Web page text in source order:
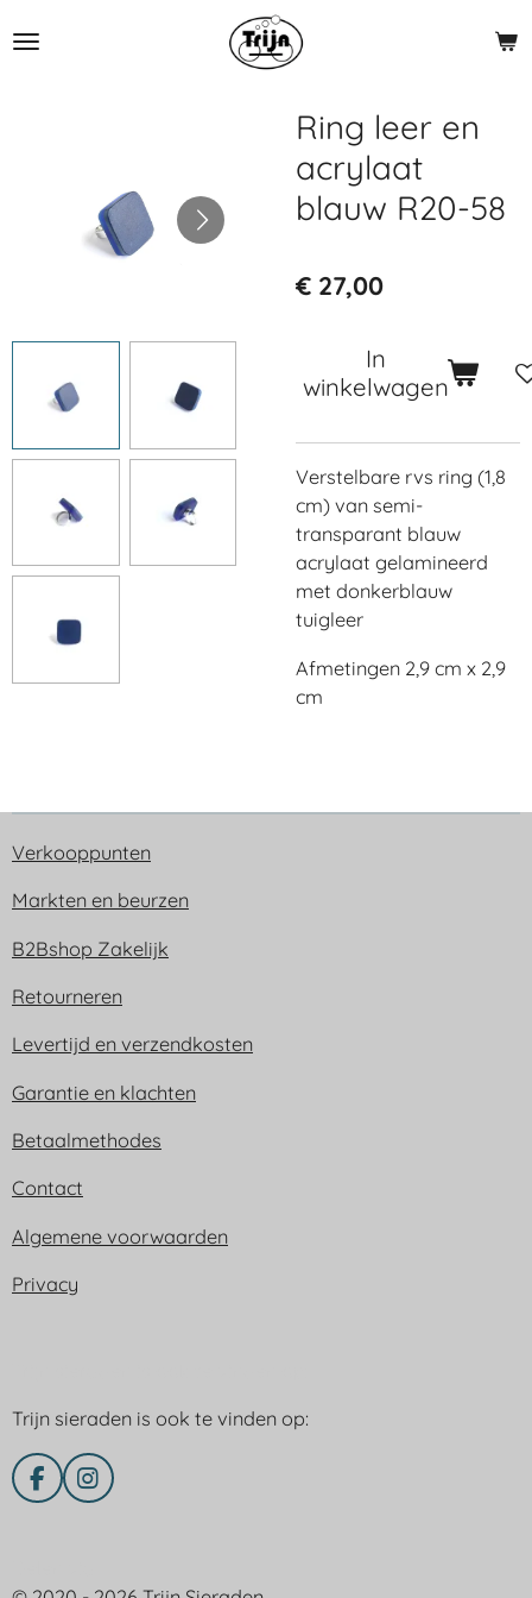
direct
Ring leer en
acrylaat
blauw R20-58
€ 27,00
In
winkelwagen
Verstelbare rvs ring (1,8
cm) van semi-
transparant blauw
acrylaat gelamineerd
met donkerblauw
tuigleer
Afmetingen 2,9 cm x 2,9
cm
Verkooppunten
Markten en beurzen
B2Bshop Zakelijk
Retourneren
Levertijd en verzendkosten
Garantie en klachten
Betaalmethodes
Contact
Algemene voorwaarden
Privacy
Trijn sieraden is ook te vinden op:
F
a
I
n